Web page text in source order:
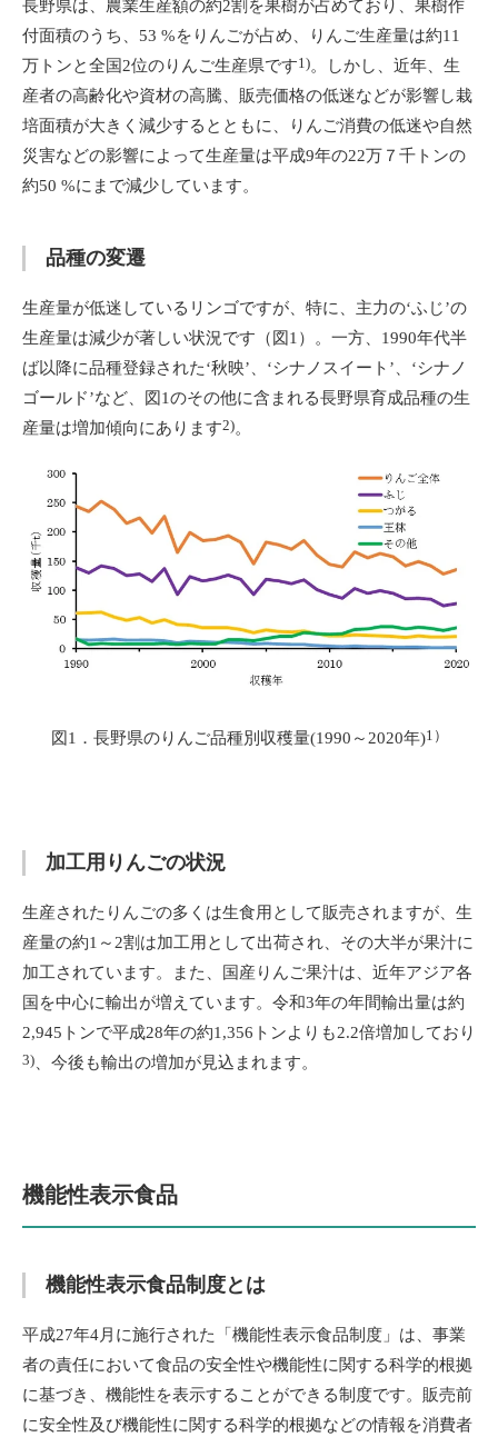
長野県は、農業生産額の約2割を果樹が占めており、果樹作
付面積のうち、53 %をりんごが占め、りんご生産量は約11
万トンと全国2位のりんご生産県です1)。しかし、近年、生
産者の高齢化や資材の高騰、販売価格の低迷などが影響し栽
培面積が大きく減少するとともに、りんご消費の低迷や自然
災害などの影響によって生産量は平成9年の22万７千トンの
約50 %にまで減少しています。
品種の変遷
生産量が低迷しているリンゴですが、特に、主力の‘ふじ’の
生産量は減少が著しい状況です（図1）。一方、1990年代半
ば以降に品種登録された‘秋映’、‘シナノスイート’、‘シナノ
ゴールド’など、図1のその他に含まれる長野県育成品種の生
産量は増加傾向にあります2)。
図1．長野県のりんご品種別収穫量(1990～2020年)1）
加工用りんごの状況
生産されたりんごの多くは生食用として販売されますが、生
産量の約1～2割は加工用として出荷され、その大半が果汁に
加工されています。また、国産りんご果汁は、近年アジア各
国を中心に輸出が増えています。令和3年の年間輸出量は約
2,945トンで平成28年の約1,356トンよりも2.2倍増加しており
3)、今後も輸出の増加が見込まれます。
機能性表示食品
機能性表示食品制度とは
平成27年4月に施行された「機能性表示食品制度」は、事業
者の責任において食品の安全性や機能性に関する科学的根拠
に基づき、機能性を表示することができる制度です。販売前
に安全性及び機能性に関する科学的根拠などの情報を消費者